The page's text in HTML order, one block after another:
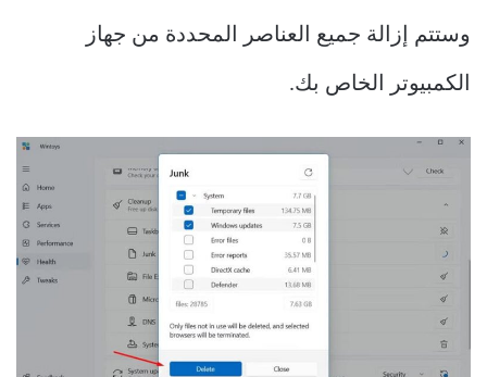
وستتم إزالة جميع العناصر المحددة من جهاز
الكمبيوتر الخاص بك.